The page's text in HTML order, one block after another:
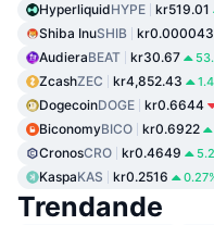
HyperliquidHYPE kr519.01
Shiba InuSHIB
AudieraBEAT kr30.67
ZcashZEC kr4,852.43
DogecoinDOGE kr0.6644
BiconomyBICO kr0.6922
CronosCRO kr0.4649
KaspaKAS kr0.2516
Trendande